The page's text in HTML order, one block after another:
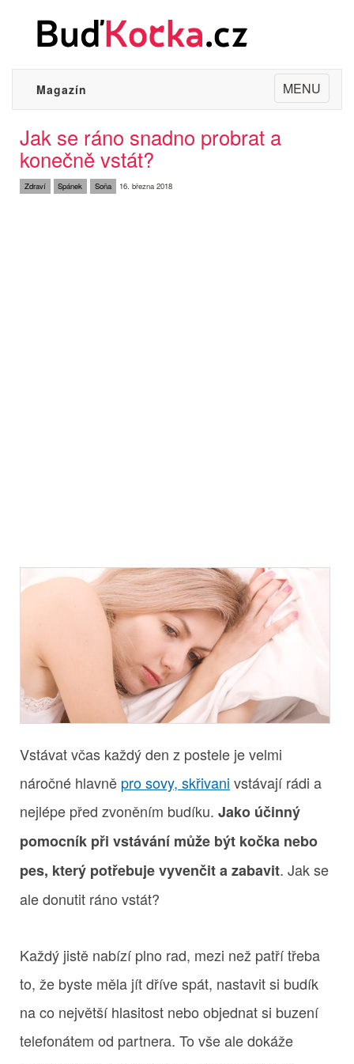
Toggle
navigation
MENU
Magazín
Jak se ráno snadno probrat a
konečně vstát?
Zdraví Spánek Soňa 16. března 2018
Vstávat včas každý den z postele je velmi
náročné hlavně pro sovy, skřivani vstávají rádi a
nejlépe před zvoněním budíku. Jako účinný
pomocník při vstávání může být kočka nebo
pes, který potřebuje vyvenčit a zabavit. Jak se
ale donutit ráno vstát?
Každý jistě nabízí plno rad, mezi než patří třeba
to, že byste měla jít dříve spát, nastavit si budík
na co největší hlasitost nebo objednat si buzení
telefonátem od partnera. To vše ale dokáže